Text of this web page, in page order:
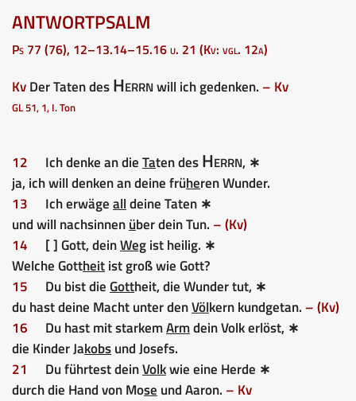
ANTWORTPSALM
Ps 77 (76), 12–13.14–15.16 u. 21 (Kv: vgl. 12a)
KvDer Taten desHerrnwill ich gedenken. – Kv
GL 51, 1, I. Ton
12 Ich denke an dieTaten desHerrn, ∗
ja, ich will denken an deine früheren Wunder.
13
Ich erwägealldeine Taten ∗
und will nachsinnenüber dein Tun. – (Kv)
14
[ ] Gott, deinWegist heilig. ∗
Welche Gottheitist groß wie Gott?
15
Du bist dieGottheit, die Wunder tut, ∗
du hast deine Macht unter denVölkern kundgetan. – (Kv)
16
Du hast mit starkemArmdein Volk erlöst, ∗
die Kinder Jakobsund Josefs.
21
Du führtest deinVolkwie eine Herde ∗
durch die Hand von Mose und Aaron. – Kv